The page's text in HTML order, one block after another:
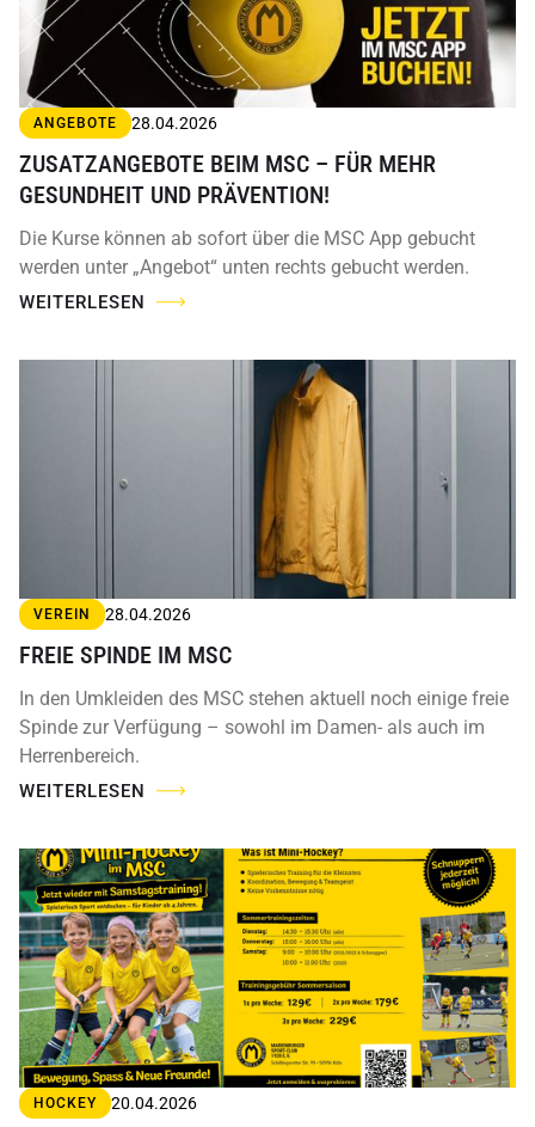
ANGEBOTE 28.04.2026
ZUSATZANGEBOTE BEIM MSC – FÜR MEHR
GESUNDHEIT UND PRÄVENTION!
Die Kurse können ab sofort über die MSC App gebucht
werden unter „Angebot“ unten rechts gebucht werden.
WEITERLESEN
VEREIN 28.04.2026
FREIE SPINDE IM MSC
In den Umkleiden des MSC stehen aktuell noch einige freie
Spinde zur Verfügung – sowohl im Damen- als auch im
Herrenbereich.
WEITERLESEN
HOCKEY 20.04.2026